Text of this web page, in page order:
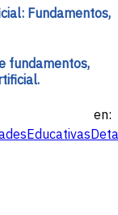
Fundamentos,
fundamentos,
en: